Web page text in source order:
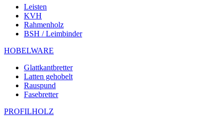
Leisten
KVH
Rahmenholz
BSH / Leimbinder
HOBELWARE
Glattkantbretter
Latten gehobelt
Rauspund
Fasebretter
PROFILHOLZ